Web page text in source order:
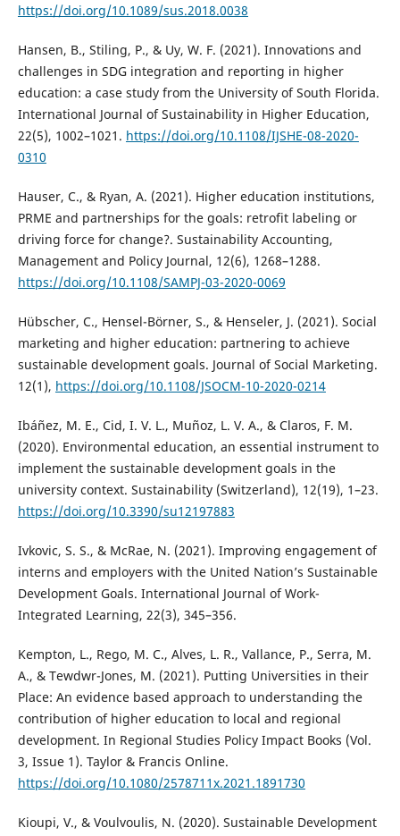
https://doi.org/10.1089/sus.2018.0038
Hansen, B., Stiling, P., & Uy, W. F. (2021). Innovations and
challenges in SDG integration and reporting in higher
education: a case study from the University of South Florida.
International Journal of Sustainability in Higher Education,
22(5), 1002–1021. https://doi.org/10.1108/IJSHE-08-2020-
0310
Hauser, C., & Ryan, A. (2021). Higher education institutions,
PRME and partnerships for the goals: retrofit labeling or
driving force for change?. Sustainability Accounting,
Management and Policy Journal, 12(6), 1268–1288.
https://doi.org/10.1108/SAMPJ-03-2020-0069
Hübscher, C., Hensel-Börner, S., & Henseler, J. (2021). Social
marketing and higher education: partnering to achieve
sustainable development goals. Journal of Social Marketing.
12(1), https://doi.org/10.1108/JSOCM-10-2020-0214
Ibáñez, M. E., Cid, I. V. L., Muñoz, L. V. A., & Claros, F. M.
(2020). Environmental education, an essential instrument to
implement the sustainable development goals in the
university context. Sustainability (Switzerland), 12(19), 1–23.
https://doi.org/10.3390/su12197883
Ivkovic, S. S., & McRae, N. (2021). Improving engagement of
interns and employers with the United Nation’s Sustainable
Development Goals. International Journal of Work-
Integrated Learning, 22(3), 345–356.
Kempton, L., Rego, M. C., Alves, L. R., Vallance, P., Serra, M.
A., & Tewdwr-Jones, M. (2021). Putting Universities in their
Place: An evidence based approach to understanding the
contribution of higher education to local and regional
development. In Regional Studies Policy Impact Books (Vol.
3, Issue 1). Taylor & Francis Online.
https://doi.org/10.1080/2578711x.2021.1891730
Kioupi, V., & Voulvoulis, N. (2020). Sustainable Development